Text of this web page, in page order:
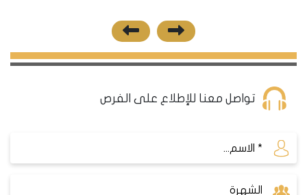
تواصل معنا للإطلاع على الفرص